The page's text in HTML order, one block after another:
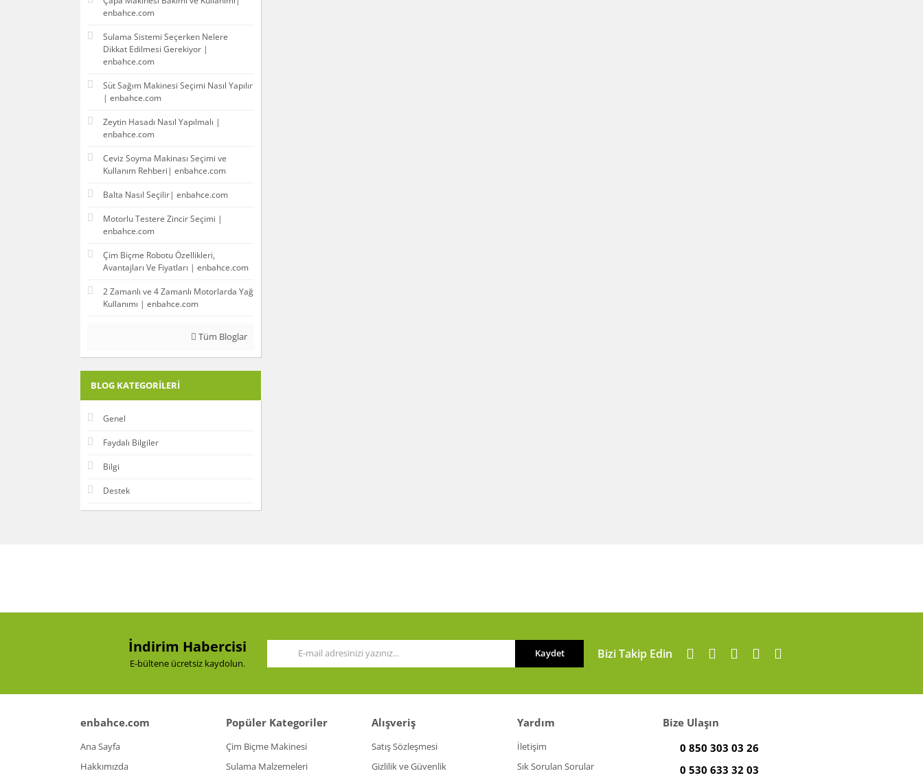
enbahce.com
Sulama Sistemi Seçerken Nelere
Dikkat Edilmesi Gerekiyor |
enbahce.com
Süt Sağım Makinesi Seçimi Nasıl Yapılır
| enbahce.com
Zeytin Hasadı Nasıl Yapılmalı |
enbahce.com
Ceviz Soyma Makinası Seçimi ve
Kullanım Rehberi| enbahce.com
Balta Nasıl Seçilir| enbahce.com
Motorlu Testere Zincir Seçimi |
enbahce.com
Çim Biçme Robotu Özellikleri,
Avantajları Ve Fiyatları | enbahce.com
2 Zamanlı ve 4 Zamanlı Motorlarda Yağ
Kullanımı | enbahce.com
Tüm Bloglar
BLOG KATEGORILERI
Genel
Faydalı Bilgiler
Bilgi
Destek
İndirim Habercisi
E-bültene ücretsiz kaydolun.
Kaydet Bizi Takip Edin
enbahce.com
Ana Sayfa
Hakkımızda
Popüler Kategoriler
Çim Biçme Makinesi
Sulama Malzemeleri
Alışveriş
Satış Sözleşmesi
Gizlilik ve Güvenlik
Yardım
İletişim
Sık Sorulan Sorular
Bize Ulaşın
0 850 303 03 26
0 530 633 32 03